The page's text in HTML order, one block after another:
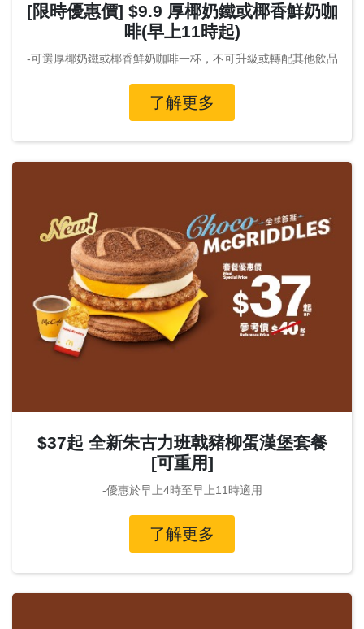
[限時優惠價] $9.9 厚椰奶鐵或椰香鮮奶咖
啡(早上11時起)
-可選厚椰奶鐵或椰香鮮奶咖啡一杯，不可升級或轉配其他飲品
了解更多
$37起 全新朱古力班戟豬柳蛋漢堡套餐
[可重用]
-優惠於早上4時至早上11時適用
了解更多